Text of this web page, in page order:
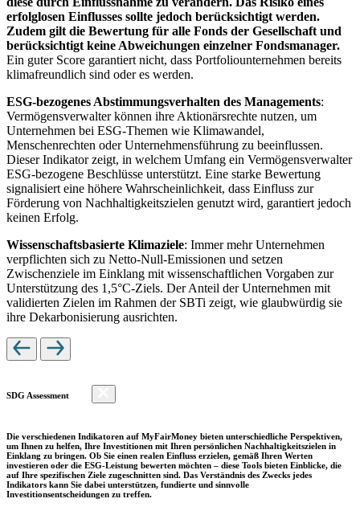
erfolglosen Einflusses sollte jedoch berücksichtigt werden.
Zudem gilt die Bewertung für alle Fonds der Gesellschaft und
berücksichtigt keine Abweichungen einzelner Fondsmanager.
Ein guter Score garantiert nicht, dass Portfoliounternehmen bereits
klimafreundlich sind oder es werden.
ESG-bezogenes Abstimmungsverhalten des Managements:
Vermögensverwalter können ihre Aktionärsrechte nutzen, um
Unternehmen bei ESG-Themen wie Klimawandel,
Menschenrechten oder Unternehmensführung zu beeinflussen.
Dieser Indikator zeigt, in welchem Umfang ein Vermögensverwalter
ESG-bezogene Beschlüsse unterstützt. Eine starke Bewertung
signalisiert eine höhere Wahrscheinlichkeit, dass Einfluss zur
Förderung von Nachhaltigkeitszielen genutzt wird, garantiert jedoch
keinen Erfolg.
Wissenschaftsbasierte Klimaziele: Immer mehr Unternehmen
verpflichten sich zu Netto-Null-Emissionen und setzen
Zwischenziele im Einklang mit wissenschaftlichen Vorgaben zur
Unterstützung des 1,5°C-Ziels. Der Anteil der Unternehmen mit
validierten Zielen im Rahmen der SBTi zeigt, wie glaubwürdig sie
ihre Dekarbonisierung ausrichten.
SDG Assessment
Die verschiedenen Indikatoren auf MyFairMoney bieten unterschiedliche Perspektiven,
um Ihnen zu helfen, Ihre Investitionen mit Ihren persönlichen Nachhaltigkeitszielen in
Einklang zu bringen. Ob Sie einen realen Einfluss erzielen, gemäß Ihren Werten
investieren oder die ESG-Leistung bewerten möchten – diese Tools bieten Einblicke, die
auf Ihre spezifischen Ziele zugeschnitten sind. Das Verständnis des Zwecks jedes
Indikators kann Sie dabei unterstützen, fundierte und sinnvolle
Investitionsentscheidungen zu treffen.